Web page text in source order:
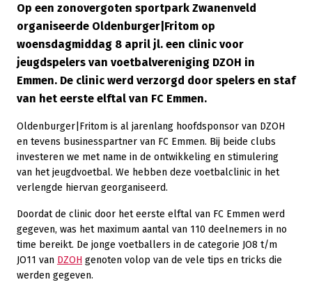
Op een zonovergoten sportpark Zwanenveld
organiseerde Oldenburger|Fritom op
woensdagmiddag 8 april jl. een clinic voor
jeugdspelers van voetbalvereniging DZOH in
Emmen. De clinic werd verzorgd door spelers en staf
van het eerste elftal van FC Emmen.
Oldenburger|Fritom is al jarenlang hoofdsponsor van DZOH
en tevens businesspartner van FC Emmen. Bij beide clubs
investeren we met name in de ontwikkeling en stimulering
van het jeugdvoetbal. We hebben deze voetbalclinic in het
verlengde hiervan georganiseerd.
Doordat de clinic door het eerste elftal van FC Emmen werd
gegeven, was het maximum aantal van 110 deelnemers in no
time bereikt. De jonge voetballers in de categorie JO8 t/m
JO11 van DZOH genoten volop van de vele tips en tricks die
werden gegeven.